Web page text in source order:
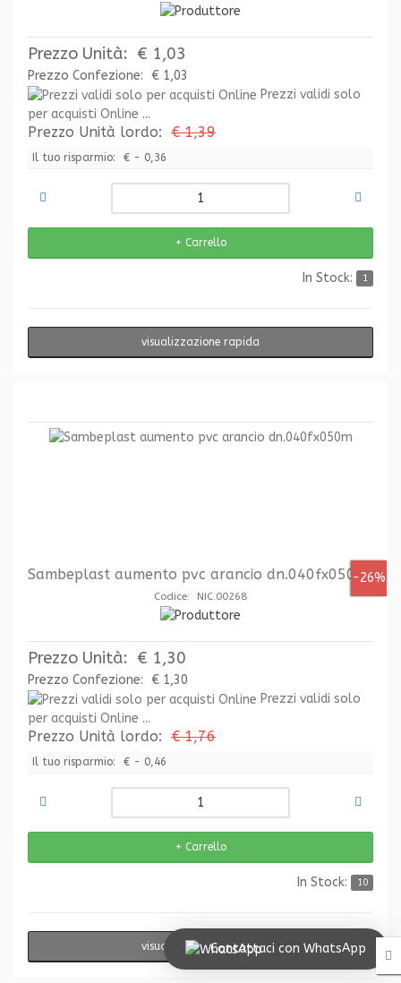
Prezzo Unità: € 1,03
Prezzo Confezione:
€ 1,03
Prezzi validi solo
per acquisti Online ...
Prezzo Unità lordo: € 1,39
Il tuo risparmio: € - 0,36
In Stock: 1
visualizzazione rapida
-26%
Sambeplast aumento pvc arancio dn.040fx050m
Codice: NIC.00268
Prezzo Unità: € 1,30
Prezzo Confezione:
€ 1,30
Prezzi validi solo
per acquisti Online ...
Prezzo Unità lordo: € 1,76
Il tuo risparmio: € - 0,46
In Stock: 10
visualizzazione rapidaContattaci con WhatsApp